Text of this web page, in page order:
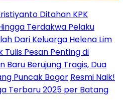
Ditahan KPK
Terdakwa Pelaku
Dari Keluarga Helena Lim
Pesan Penting di
Baru Berujung Tragis, Dua
Puncak Bogor Resmi Naik!
Terbaru 2025 per Batang